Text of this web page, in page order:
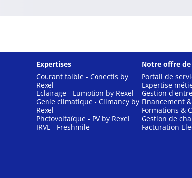
Expertises
Courant faible - Conectis by
Rexel
Eclairage - Lumotion by Rexel
Genie climatique - Climancy by
Rexel
Photovoltaïque - PV by Rexel
IRVE - Freshmile
Notre offre de
Portail de
Expertise
Gestion
Financement &
Formations &
Gestion de
Facturation